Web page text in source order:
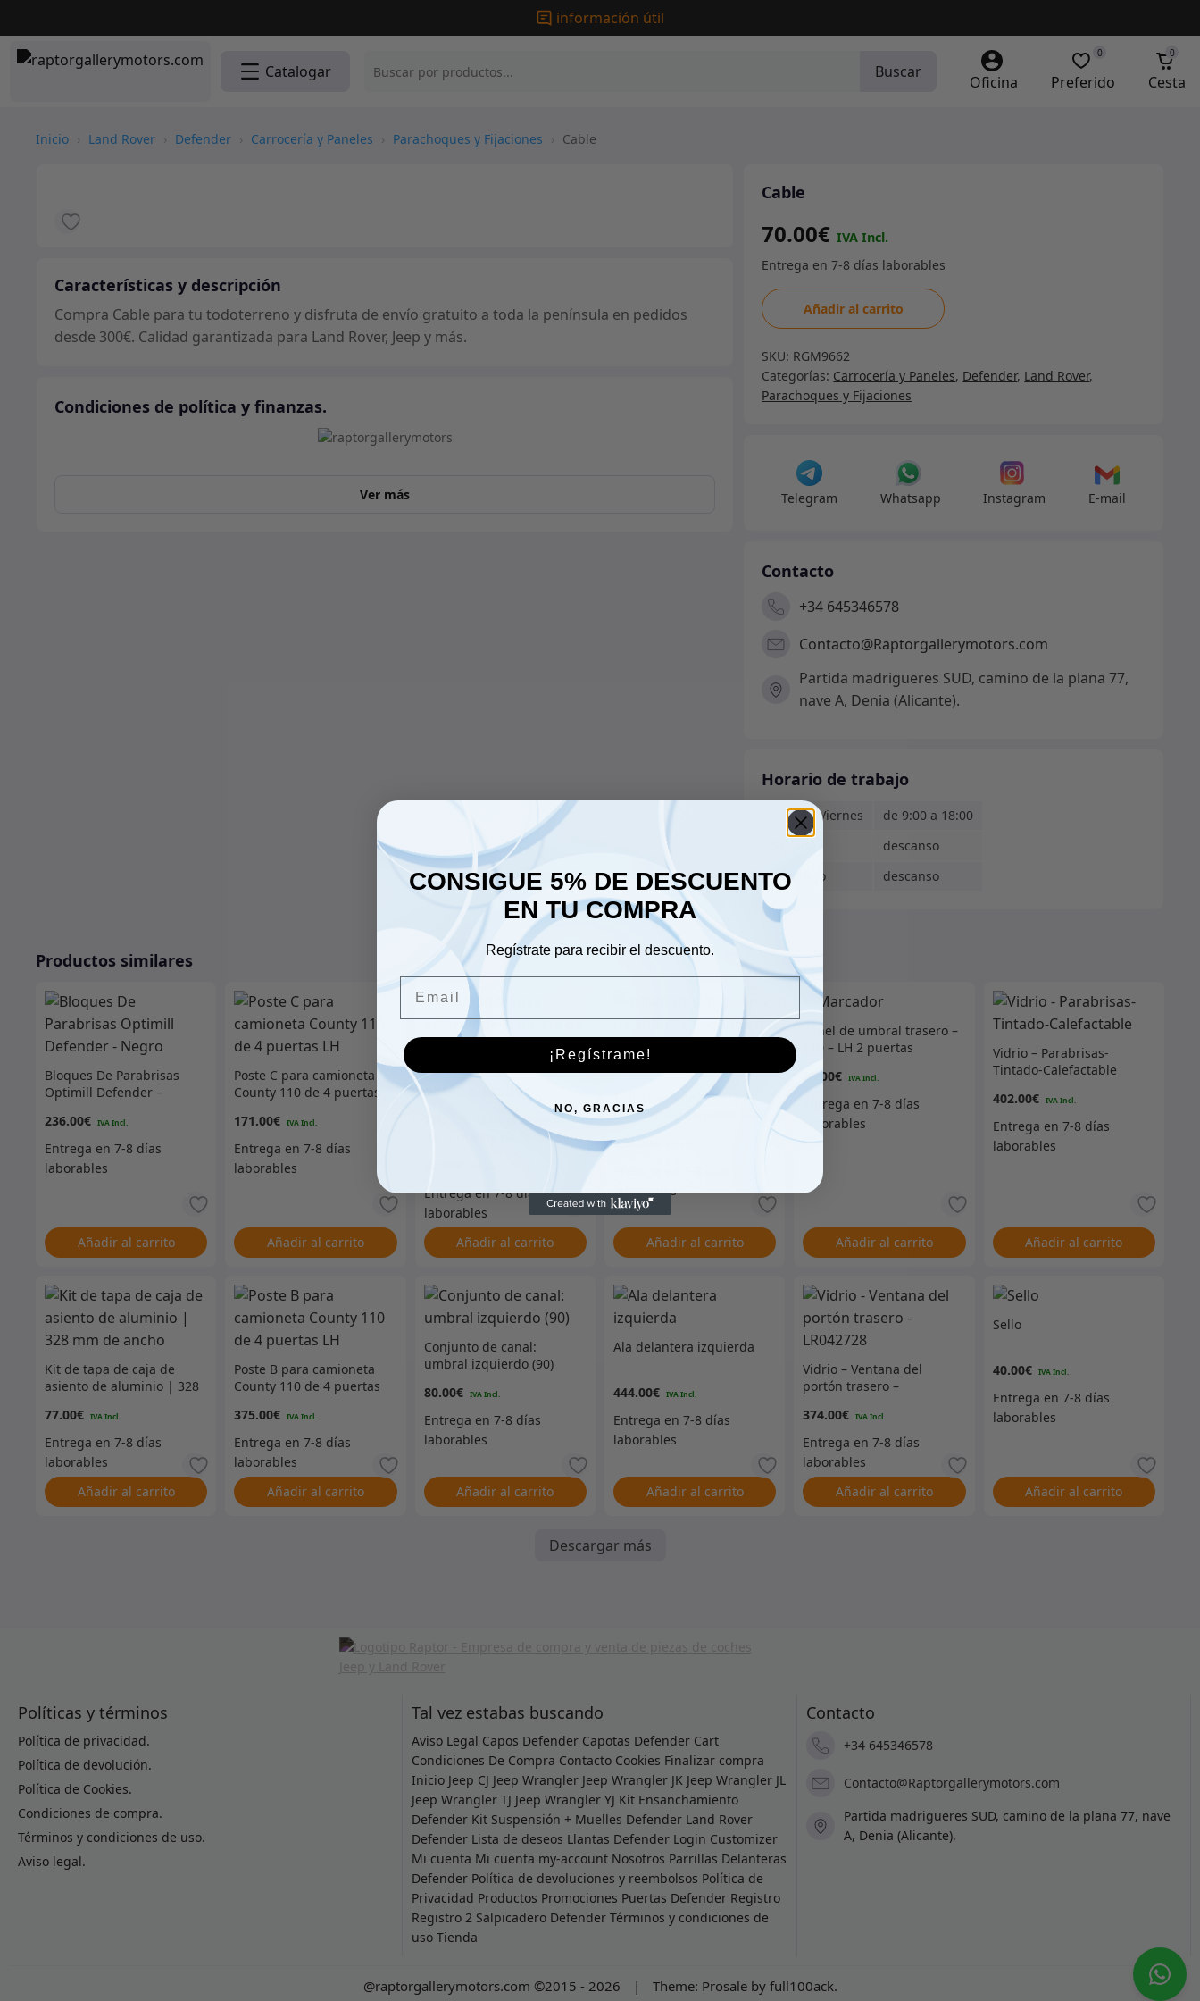
información útil
Catalogar Buscar
Oficina Preferido
0
Cesta
0
Inicio › Land Rover › Defender › Carrocería y Paneles › Parachoques y Fijaciones › Cable
Características y descripción
Compra Cable para tu todoterreno y disfruta de envío gratuito a toda la península en pedidos
desde 300€. Calidad garantizada para Land Rover, Jeep y más.
Condiciones de política y finanzas.
Ver más
Cable
70.00€
Cable
cantidad
Añadir al carrito
SKU: RGM9662
Categorías: Carrocería y Paneles, Defender, Land Rover,
Parachoques y Fijaciones
Telegram Whatsapp Instagram E-mail
Contacto
+34 645346578
Contacto@Raptorgallerymotors.com
Partida madrigueres SUD, camino de la plana 77,
nave A, Denia (Alicante).
Horario de trabajo
Lunes - Viernes
de 9:00 a 18:00
descanso
Domingo
descanso
Productos similares
Bloques De Parabrisas
Optimill Defender –
236.00€
Añadir al carrito
Poste C para camioneta
County 110 de 4 puertas
171.00€
Añadir al carrito
110/130 Manija exterior
Añadir al carrito
Trilladoras de puerta
delantera y segunda fila
de acero inoxidable |
Acabado espejo
136.00
Añadir al carrito
Panel de umbral trasero –
110 – LH 2 puertas
30.00€
Añadir al carrito
Vidrio – Parabrisas-
Tintado-Calefactable
402.00€
Añadir al carrito
Kit de tapa de caja de
asiento de aluminio | 328
77.00€
Añadir al carrito
Poste B para camioneta
County 110 de 4 puertas
375.00€
Añadir al carrito
Conjunto de canal:
umbral izquierdo (90)
80.00€
Añadir al carrito
Ala delantera izquierda
444.00€
Añadir al carrito
Vidrio – Ventana del
portón trasero –
374.00€
Añadir al carrito
Sello
40.00€
Añadir al carrito
Descargar más
Políticas y términos
Política de privacidad.
Política de devolución.
Política de Cookies.
Condiciones de compra.
Términos y condiciones de uso.
Aviso legal.
Tal vez estabas buscando
Aviso Legal Capos Defender Capotas Defender Cart
Condiciones De Compra Contacto Cookies Finalizar compra
Inicio Jeep CJ Jeep Wrangler Jeep Wrangler JK Jeep Wrangler JL
Jeep Wrangler TJ Jeep Wrangler YJ Kit Ensanchamiento
Defender Kit Suspensión + Muelles Defender Land Rover
Defender Lista de deseos Llantas Defender Login Customizer
Mi cuenta Mi cuenta my-account Nosotros Parrillas Delanteras
Defender Política de devoluciones y reembolsos Política de
Privacidad Productos Promociones Puertas Defender Registro
Registro 2 Salpicadero Defender Términos y condiciones de
uso Tienda
Contacto
+34 645346578
Contacto@Raptorgallerymotors.com
Partida madrigueres SUD, camino de la plana 77, nave
A, Denia (Alicante).
@raptorgallerymotors.com ©2015 - 2026 | Theme: Prosaleby full100ack.
CONSIGUE 5% DE DESCUENTO
EN TU COMPRA
Regístrate para recibir el descuento.
¡Regístrame!
NO, GRACIAS